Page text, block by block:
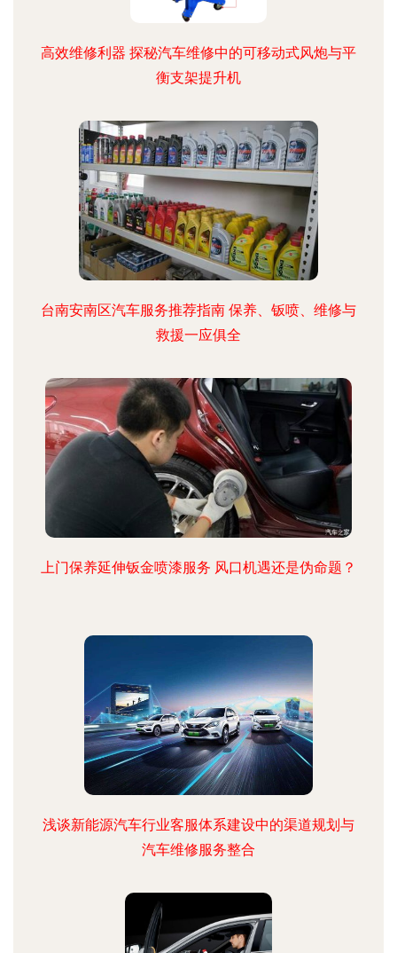
高效维修利器 探秘汽车维修中的可移动式风炮与平
衡支架提升机
台南安南区汽车服务推荐指南 保养、钣喷、维修与
救援一应俱全
上门保养延伸钣金喷漆服务 风口机遇还是伪命题？
浅谈新能源汽车行业客服体系建设中的渠道规划与
汽车维修服务整合